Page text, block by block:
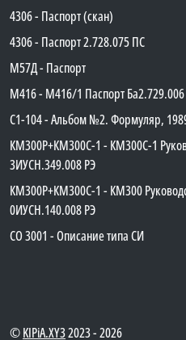
4306 - Паспорт (скан)
4306 - Паспорт 2.728.075 ПС
М57Д - Паспорт
М416 - М416/1 Паспорт
C1-104 - Альбом №2. Формуляр,
КМ300Р+КМ300С-1 - КМ300C-1
3ИУСН.349.008 РЭ
КМ300Р+КМ300С-1 - КМ300
0ИУСН.140.008 РЭ
СО 3001 - Описание типа СИ
©KIPiA.XY32023 - 2026